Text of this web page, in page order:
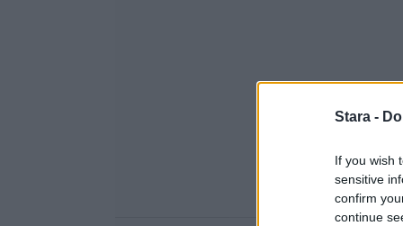
Stara -
If you wish
sensitive
confirm
continue